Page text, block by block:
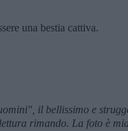
una bestia cattiva.
il bellissimo e
rimando. La foto è